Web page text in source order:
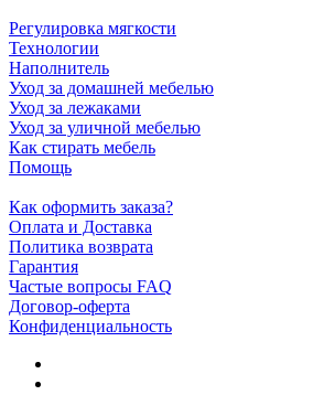
Регулировка мягкости
Технологии
Наполнитель
Уход за домашней мебелью
Уход за лежаками
Уход за уличной мебелью
Как стирать мебель
Помощь
Как оформить заказа?
Оплата и Доставка
Политика возврата
Гарантия
Частые вопросы FAQ
Договор-оферта
Конфиденциальность